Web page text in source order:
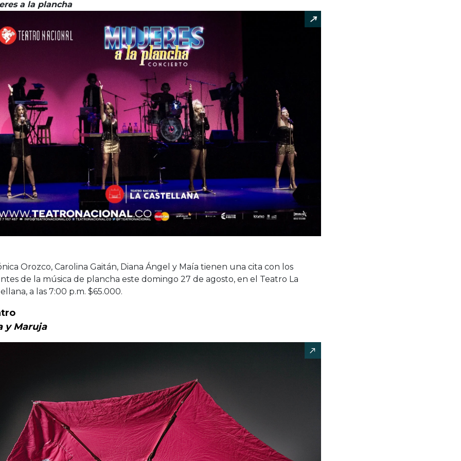
a la plancha
Orozco, Carolina Gaitán, Diana Ángel y Maía tienen una cita con los
de la música de plancha este domingo 27 de agosto, en el Teatro La
a las 7:00 p.m. $65.000.
yMaruja